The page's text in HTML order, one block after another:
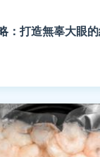
：打造無辜大眼